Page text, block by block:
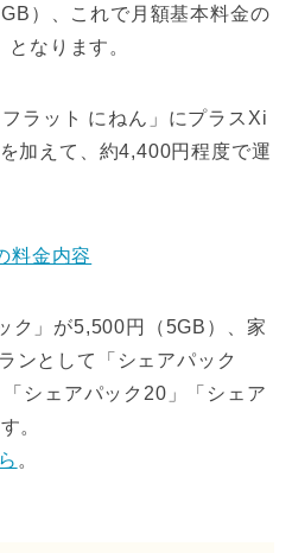
）、これで月額基本料金の
なります。
ラット にねん」にプラスXi
加えて、約4,400円程度で運
料金内容
ク」が5,500円（5GB）、家
ンとして「シェアパック
シェアパック20」「シェア
。
。